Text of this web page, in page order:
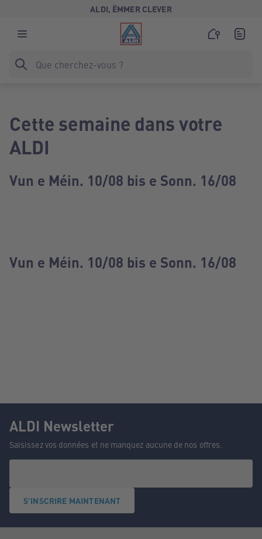
ALDI, ËMMER CLEVER
Cette semaine dans votre
ALDI
Vun e Méin. 10/08 bis e Sonn. 16/08
Vun e Méin. 10/08 bis e Sonn. 16/08
ALDI Newsletter
Saisissez vos données et ne manquez aucune de nos offres.
S'INSCRIRE MAINTENANT